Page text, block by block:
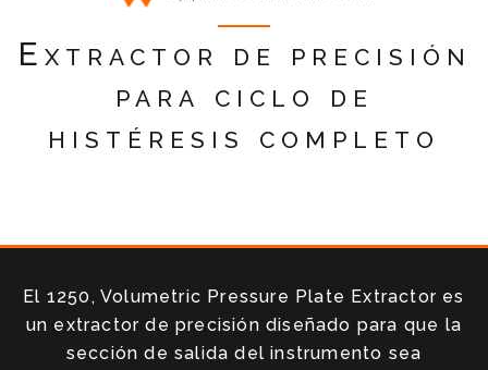
Extractor de precisión
para ciclo de
histéresis completo
El 1250, Volumetric Pressure Plate Extractor es
un extractor de precisión diseñado para que la
sección de salida del instrumento sea